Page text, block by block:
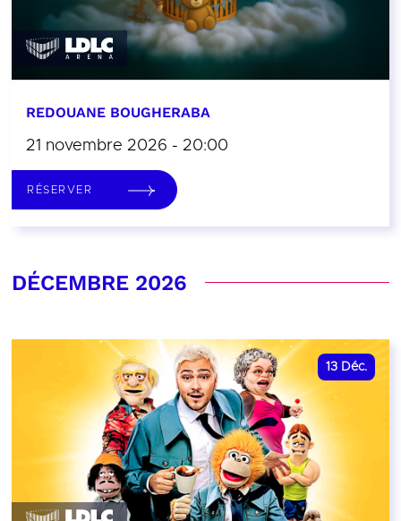
REDOUANE BOUGHERABA
21 novembre 2026 - 20:00
RÉSERVER
DÉCEMBRE 2026
13 Déc.